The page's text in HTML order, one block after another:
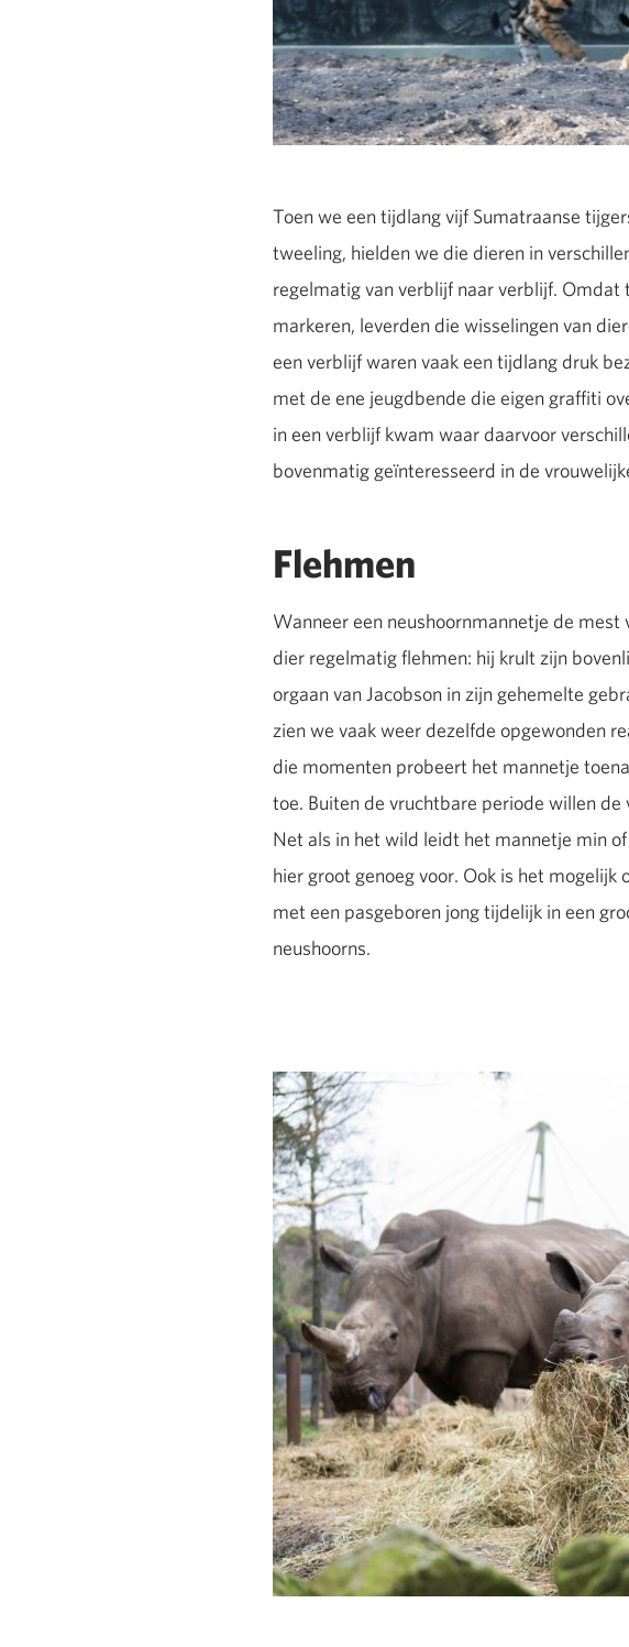
Toen we een tijdlang vijf Sumatraanse
tweeling, hielden we die dieren in
regelmatig van verblijf naar verblijf.
markeren, leverden die wisselingen van
een verblijf waren vaak een tijdlang druk
met de ene jeugdbende die eigen graffiti
in een verblijf kwam waar daarvoor
bovenmatig geïnteresseerd in de
Flehmen
Wanneer een neushoornmannetje de
dier regelmatig flehmen: hij krult zijn
orgaan van Jacobson in zijn gehemelte
zien we vaak weer dezelfde opgewonden
die momenten probeert het mannetje
toe. Buiten de vruchtbare periode willen
Net als in het wild leidt het mannetje min
hier groot genoeg voor. Ook is het
met een pasgeboren jong tijdelijk in een
neushoorns.